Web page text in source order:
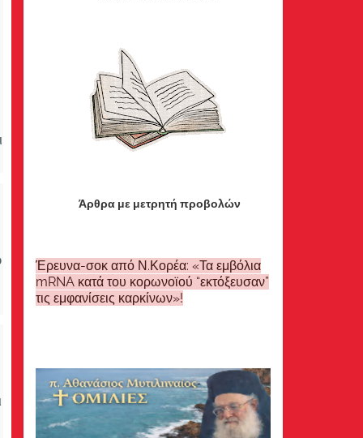
Άρθρα με μετρητή προβολών
Έρευνα-σοκ από Ν.Κορέα: «Τα εμβόλια
mRNA κατά του κορωνοϊού “εκτόξευσαν”
τις εμφανίσεις καρκίνων»!